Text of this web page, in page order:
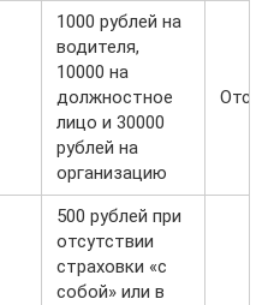
1000 рублей на
водителя,
10000 на
должностное
лицо и 30000
рублей на
организацию
500 рублей при
отсутствии
страховки «с
собой» или в